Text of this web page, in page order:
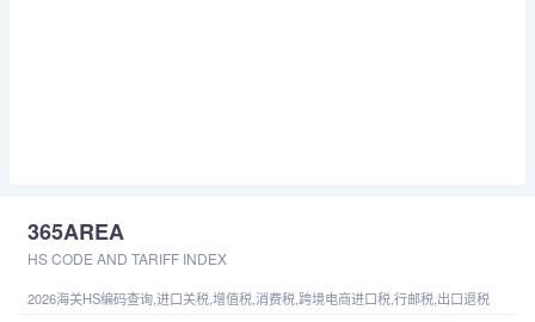
365AREA
HS CODE AND TARIFF INDEX
2026海关HS编码查询,进口关税,增值税,消费税,跨境电商进口税,行邮税,出口退税